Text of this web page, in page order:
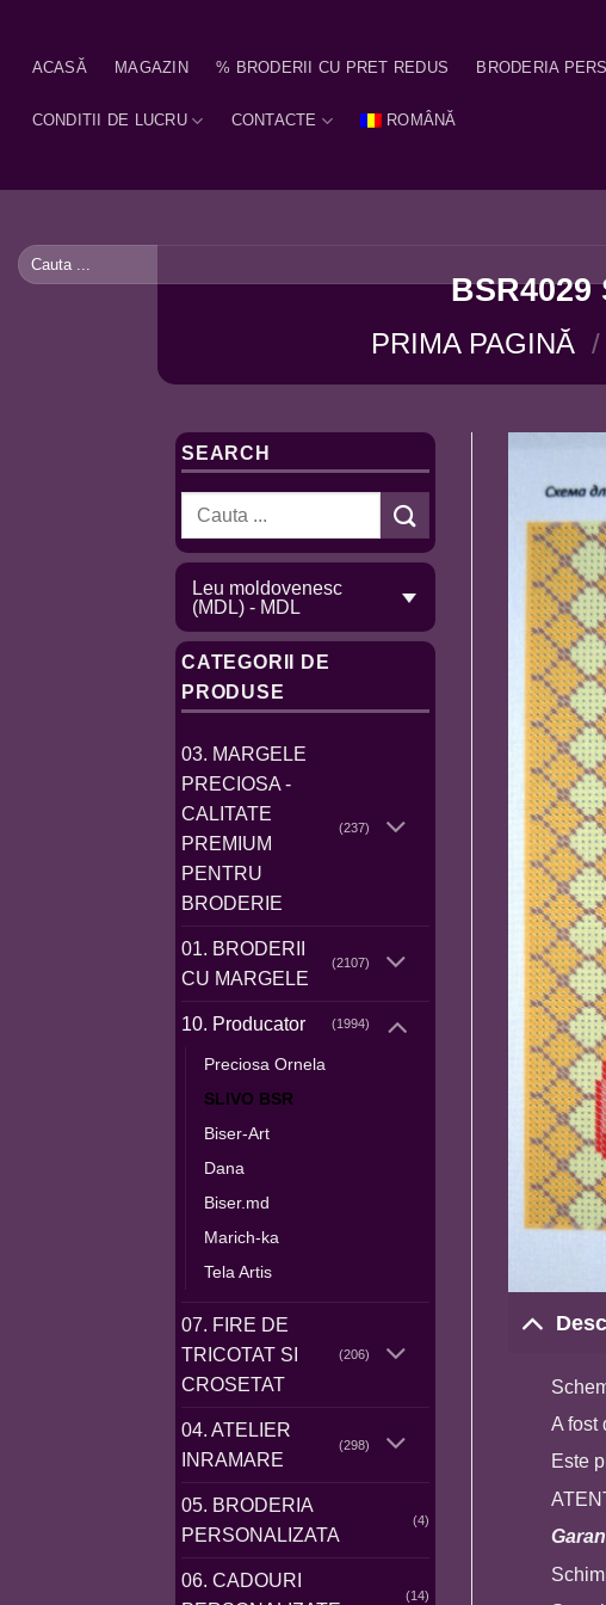
contentACASĂ MAGAZIN % BRODERII CU PRET REDUS BRODERIA
CONDITII DE LUCRU CONTACTE ROMÂNĂ
Caută
după:
BSR4029
PRIMA PAGINĂ /
SEARCH
Caută
Leu moldovenesc
(MDL) - MDL
CATEGORII DE
PRODUSE
03. MARGELE
PRECIOSA -
CALITATE
PREMIUM
PENTRU
BRODERIE
(237)
01. BRODERII
CU MARGELE
(2107)
10. Producator (1994)
Preciosa Ornela
SLIVO BSR
Biser-Art
Dana
Biser.md
Marich-ka
Tela Artis
07. FIRE DE
TRICOTAT SI
CROSETAT
(206)
04. ATELIER
INRAMARE
(298)
05. BRODERIA
PERSONALIZATA
(4)
06. CADOURI
(14)
A fost
Este
Garan